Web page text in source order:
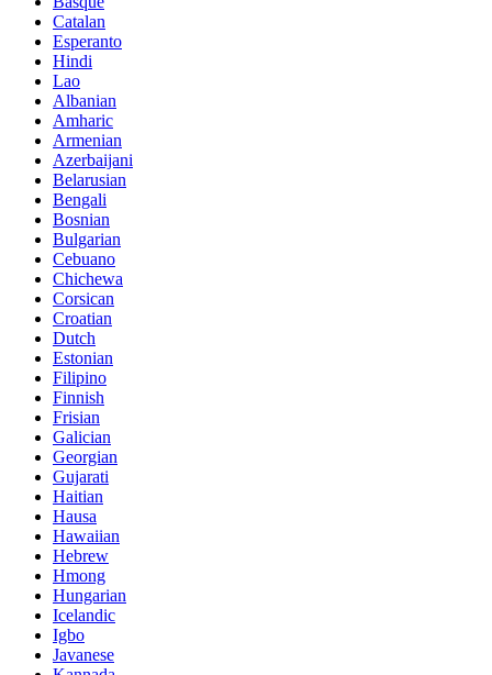
Catalan
Esperanto
Hindi
Lao
Albanian
Amharic
Armenian
Azerbaijani
Belarusian
Bengali
Bosnian
Bulgarian
Cebuano
Chichewa
Corsican
Croatian
Dutch
Estonian
Filipino
Finnish
Frisian
Galician
Georgian
Gujarati
Haitian
Hausa
Hawaiian
Hebrew
Hmong
Hungarian
Icelandic
Igbo
Javanese